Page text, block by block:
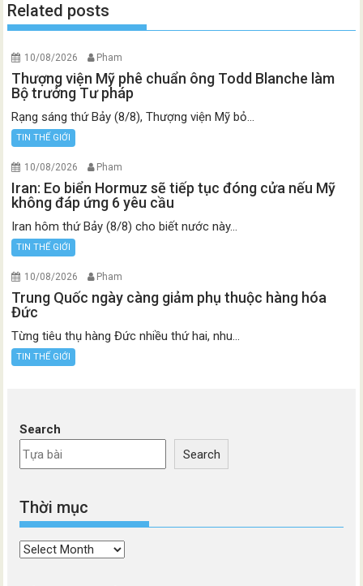
Related posts
10/08/2026 Pham
Thượng viện Mỹ phê chuẩn ông Todd Blanche làm
Bộ trưởng Tư pháp
Rạng sáng thứ Bảy (8/8), Thượng viện Mỹ bỏ...
TIN THẾ GIỚI
10/08/2026 Pham
Iran: Eo biển Hormuz sẽ tiếp tục đóng cửa nếu Mỹ
không đáp ứng 6 yêu cầu
Iran hôm thứ Bảy (8/8) cho biết nước này...
TIN THẾ GIỚI
10/08/2026 Pham
Trung Quốc ngày càng giảm phụ thuộc hàng hóa
Đức
Từng tiêu thụ hàng Đức nhiều thứ hai, nhu...
TIN THẾ GIỚI
Search
Search
Thời mục
Thời